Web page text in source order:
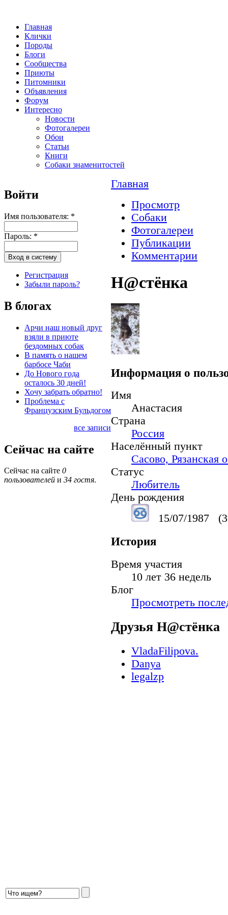
Главная
Клички
Породы
Блоги
Сообщества
Приюты
Питомники
Объявления
Форум
Интересно
Новости
Фотогалереи
Обои
Статьи
Книги
Собаки знаменитостей
Войти
Имя пользователя: *
Пароль: *
Регистрация
Забыли пароль?
В блогах
Арчи наш новый друг
взяли в приюте
бездомных собак
В память о нашем
барбосе Чаби
До Нового года
осталось 30 дней!
Хочу забрать обратно!
Проблема с
Французским Бульдогом
все записи
Сейчас на сайте
Сейчас на сайте 0
пользователей и 34 гостя.
Главная
Просмотр
Собаки
Фотогалереи
Публикации
Комментарии
Н@стёнкa
Информация о
Имя
Анастасия
Страна
Россия
Населённый пункт
Сасово, Рязанская
Статус
Любитель
День рождения
15/07/1987
История
Время участия
10 лет 36 недель
Блог
Просмотреть
Друзья Н@стёнкa
VladaFilipova.
Danya
legalzp